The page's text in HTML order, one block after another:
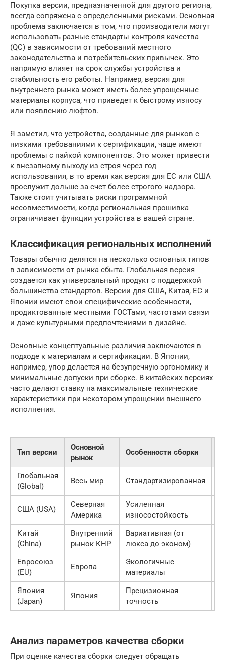
Покупка версии, предназначенной для другого региона,
всегда сопряжена с определенными рисками. Основная
проблема заключается в том, что производители могут
использовать разные стандарты контроля качества
(QC) в зависимости от требований местного
законодательства и потребительских привычек. Это
напрямую влияет на срок службы устройства и
стабильность его работы. Например, версия для
внутреннего рынка может иметь более упрощенные
материалы корпуса, что приведет к быстрому износу
или появлению люфтов.
Я заметил, что устройства, созданные для рынков с
низкими требованиями к сертификации, чаще имеют
проблемы с пайкой компонентов. Это может привести
к внезапному выходу из строя через год
использования, в то время как версия для ЕС или США
прослужит дольше за счет более строгого надзора.
Также стоит учитывать риски программной
несовместимости, когда региональная прошивка
ограничивает функции устройства в вашей стране.
Классификация региональных исполнений
Товары обычно делятся на несколько основных типов
в зависимости от рынка сбыта. Глобальная версия
создается как универсальный продукт с поддержкой
большинства стандартов. Версии для США, Китая, ЕС и
Японии имеют свои специфические особенности,
продиктованные местными ГОСТами, частотами связи
и даже культурными предпочтениями в дизайне.
Основные концептуальные различия заключаются в
подходе к материалам и сертификации. В Японии,
например, упор делается на безупречную эргономику и
минимальные допуски при сборке. В китайских версиях
часто делают ставку на максимальные технические
характеристики при некотором упрощении внешнего
исполнения.
Тип версии
Основной
рынок
Особенности сборки
Глобальная
(Global)
Весь мир Стандартизированная
США (USA)
Северная
Америка
Усиленная
износостойкость
Китай
(China)
Внутренний
рынок КНР
Вариативная (от
люкса до эконом)
Евросоюз
(EU)
Европа
Экологичные
материалы
Япония
(Japan)
Япония
Прецизионная
точность
Анализ параметров качества сборки
При оценке качества сборки следует обращать